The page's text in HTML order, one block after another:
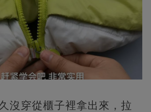
沒穿從櫃子裡拿出來，拉